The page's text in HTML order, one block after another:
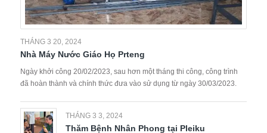
THÁNG 3 20, 2024
Nhà Máy Nước Giáo Họ Prteng
Ngày khởi công 20/02/2023, sau hơn một tháng thi công, công trình
đã hoàn thành và chính thức đưa vào sử dụng từ ngày 30/03/2023.
THÁNG 3 3, 2024
Thăm Bệnh Nhân Phong tại Pleiku